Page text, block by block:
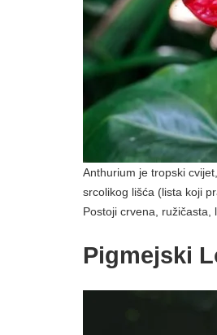
Anthurium je tropski
srcolikog lišća (lista koji
Postoji crvena, ružičasta,
Pigmejski